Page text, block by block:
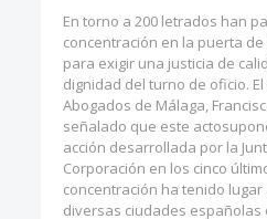
En torno a 200 letrados han
concentración en la puerta de
para exigir una justicia de
dignidad del turno de oficio.
Abogados de Málaga,
señalado que este
acción desarrollada por la
Corporación en los cinco
concentración ha tenido lugar
diversas ciudades españolas